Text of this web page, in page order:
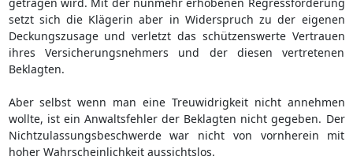
setzt sich die Klägerin aber in Widerspruch zu der eigenen
Deckungszusage und verletzt das schützenswerte Vertrauen
ihres Versicherungsnehmers und der diesen vertretenen
Beklagten.
Aber selbst wenn man eine Treuwidrigkeit nicht annehmen
wollte, ist ein Anwaltsfehler der Beklagten nicht gegeben. Der
Nichtzulassungsbeschwerde war nicht von vornherein mit
hoher Wahrscheinlichkeit aussichtslos.